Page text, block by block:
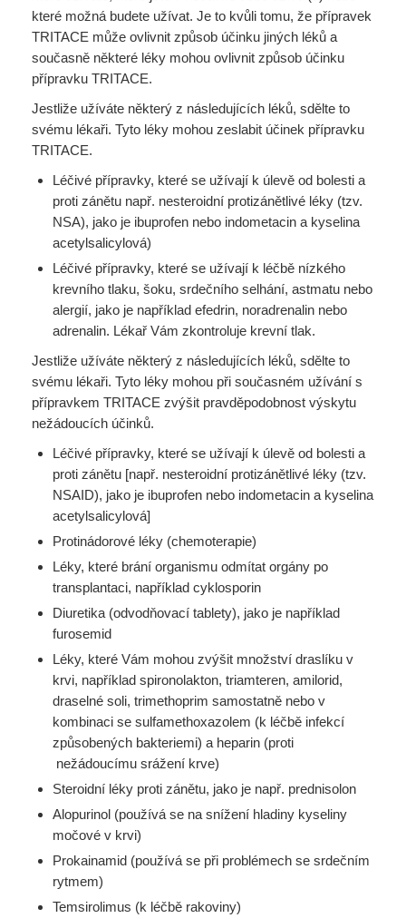
které možná budete užívat. Je to kvůli tomu, že přípravek
TRITACE může ovlivnit způsob účinku jiných léků a
současně některé léky mohou ovlivnit způsob účinku
přípravku TRITACE.
Jestliže užíváte některý z následujících léků, sdělte to
svému lékaři. Tyto léky mohou zeslabit účinek přípravku
TRITACE.
Léčivé přípravky, které se užívají k úlevě od bolesti a
proti zánětu např. nesteroidní protizánětlivé léky (tzv.
NSA), jako je ibuprofen nebo indometacin a kyselina
acetylsalicylová)
Léčivé přípravky, které se užívají k léčbě nízkého
krevního tlaku, šoku, srdečního selhání, astmatu nebo
alergií, jako je například efedrin, noradrenalin nebo
adrenalin. Lékař Vám zkontroluje krevní tlak.
Jestliže užíváte některý z následujících léků, sdělte to
svému lékaři. Tyto léky mohou při současném užívání s
přípravkem TRITACE zvýšit pravděpodobnost výskytu
nežádoucích účinků.
Léčivé přípravky, které se užívají k úlevě od bolesti a
proti zánětu [např. nesteroidní protizánětlivé léky (tzv.
NSAID), jako je ibuprofen nebo indometacin a kyselina
acetylsalicylová]
Protinádorové léky (chemoterapie)
Léky, které brání organismu odmítat orgány po
transplantaci, například cyklosporin
Diuretika (odvodňovací tablety), jako je například
furosemid
Léky, které Vám mohou zvýšit množství draslíku v
krvi, například spironolakton, triamteren, amilorid,
draselné soli, trimethoprim samostatně nebo v
kombinaci se sulfamethoxazolem (k léčbě infekcí
způsobených bakteriemi) a heparin (proti
nežádoucímu srážení krve)
Steroidní léky proti zánětu, jako je např. prednisolon
Alopurinol (používá se na snížení hladiny kyseliny
močové v krvi)
Prokainamid (používá se při problémech se srdečním
rytmem)
Temsirolimus (k léčbě rakoviny)